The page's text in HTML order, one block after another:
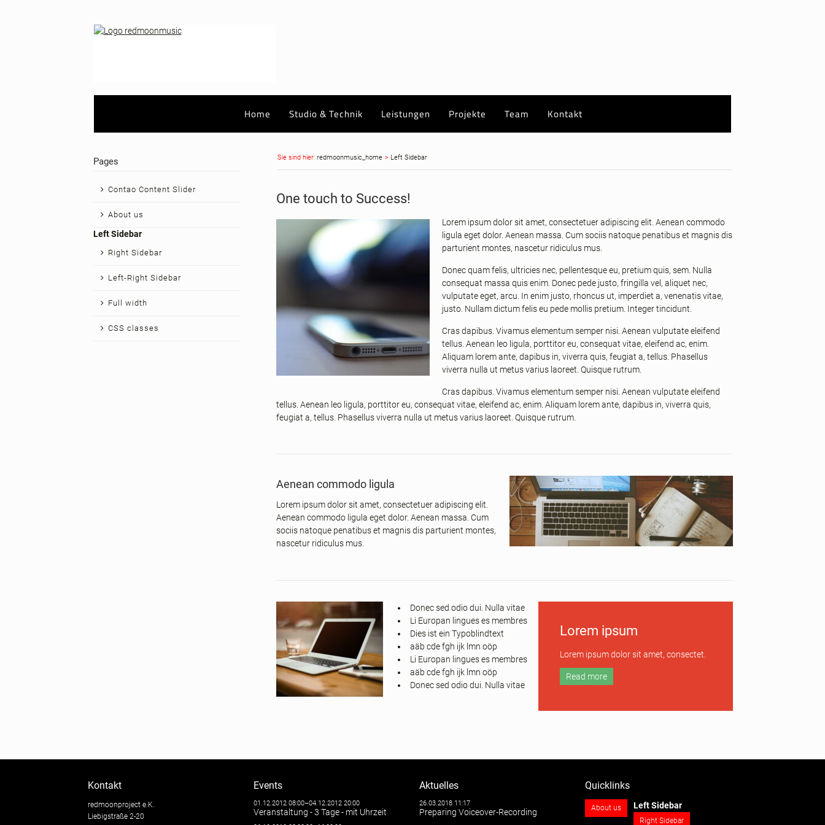
Home Studio & Technik Leistungen Projekte Team Kontakt
redmoonmusic_home Left Sidebar
One touch to Success!
Lorem ipsum dolor sit amet, consectetuer adipiscing elit. Aenean commodo
ligula eget dolor. Aenean massa. Cum sociis natoque penatibus et magnis dis
parturient montes, nascetur ridiculus mus.
Donec quam felis, ultricies nec, pellentesque eu, pretium quis, sem. Nulla
consequat massa quis enim. Donec pede justo, fringilla vel, aliquet nec,
vulputate eget, arcu. In enim justo, rhoncus ut, imperdiet a, venenatis vitae,
justo. Nullam dictum felis eu pede mollis pretium. Integer tincidunt.
Cras dapibus. Vivamus elementum semper nisi. Aenean vulputate eleifend
tellus. Aenean leo ligula, porttitor eu, consequat vitae, eleifend ac, enim.
Aliquam lorem ante, dapibus in, viverra quis, feugiat a, tellus. Phasellus
viverra nulla ut metus varius laoreet. Quisque rutrum.
Cras dapibus. Vivamus elementum semper nisi. Aenean vulputate eleifend
tellus. Aenean leo ligula, porttitor eu, consequat vitae, eleifend ac, enim. Aliquam lorem ante, dapibus in, viverra quis,
feugiat a, tellus. Phasellus viverra nulla ut metus varius laoreet. Quisque rutrum.
Aenean commodo ligula
Lorem ipsum dolor sit amet, consectetuer adipiscing elit.
Aenean commodo ligula eget dolor. Aenean massa. Cum
sociis natoque penatibus et magnis dis parturient montes,
nascetur ridiculus mus.
Donec sed odio dui. Nulla vitae
Li Europan lingues es membres
Dies ist ein Typoblindtext
aäb cde fgh ijk lmn oöp
Li Europan lingues es membres
aäb cde fgh ijk lmn oöp
Donec sed odio dui. Nulla vitae
Lorem ipsum
Lorem ipsum dolor sit amet, consectet.
Read more
Pages
Navigation
Contao Content Slider
About us
Left Sidebar
Right Sidebar
Left-Right Sidebar
Full width
CSS classes
Kontakt
redmoonproject e.K.
Liebigstraße 2-20
Events
01.12.2012 08:00–04.12.2012 20:00
Veranstaltung - 3 Tage - mit Uhrzeit
Aktuelles
26.03.2018 11:17
Preparing Voiceover-Recording
Quicklinks
Navigation
überspringen
About us Left Sidebar
Right Sidebar